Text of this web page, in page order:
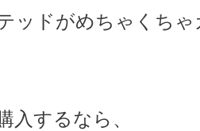
ッドがめちゃくちゃ
入するなら、